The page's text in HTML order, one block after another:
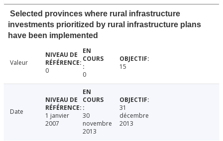
Selected provinces where rural infrastructure
investments prioritized by rural infrastructure plans
have been implemented
Valeur
0
0
15
Date
1 janvier
2007
30
novembre
2013
31
décembre
2013